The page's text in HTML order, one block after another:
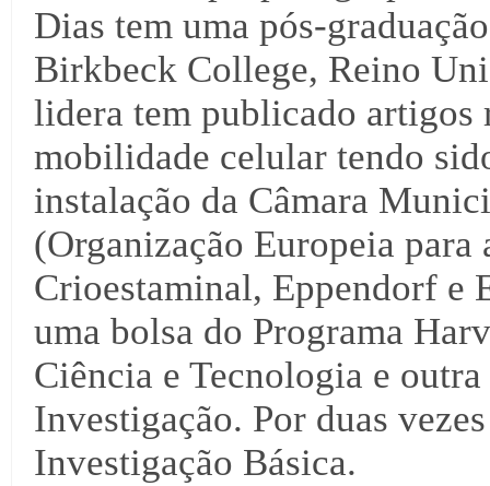
Dias tem uma pós-
Birkbeck College, Reino
lidera tem publicado artigos
mobilidade celular tendo
instalação da Câmara
(Organização Europeia
Crioestaminal, Eppendorf e
uma bolsa do Programa
Ciência e Tecnologia e
Investigação. Por duas
Investigação Básica.